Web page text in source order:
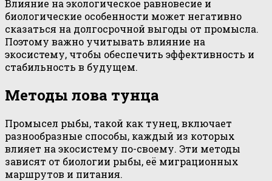
Влияние на экологическое равновесие и
биологические особенности может негативно
сказаться на долгосрочной выгоды от промысла.
Поэтому важно учитывать влияние на
экосистему, чтобы обеспечить эффективность и
стабильность в будущем.
Методы лова тунца
Промысел рыбы, такой как тунец, включает
разнообразные способы, каждый из которых
влияет на экосистему по-своему. Эти методы
зависят от биологии рыбы, её миграционных
маршрутов и питания.